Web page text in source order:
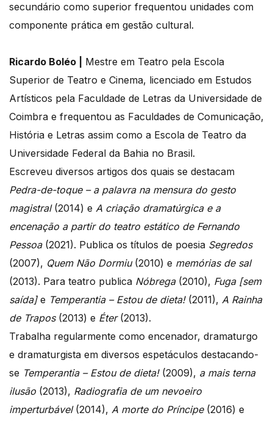
secundário como superior frequentou unidades com
componente prática em gestão cultural.
Ricardo Boléo |
Mestre em Teatro pela Escola
Superior de Teatro e Cinema, licenciado em Estudos
Artísticos pela Faculdade de Letras da Universidade de
Coimbra e frequentou as Faculdades de Comunicação,
História e Letras assim como a Escola de Teatro da
Universidade Federal da Bahia no Brasil.
Escreveu diversos artigos dos quais se destacam
Pedra-de-toque – a palavra na mensura do gesto
magistral(2014) e A criação dramatúrgica e a
encenação a partir do teatro estático de Fernando
Pessoa(2021). Publica os títulos de poesia Segredos
(2007), Quem Não Dormiu(2010) e memórias de sal
(2013). Para teatro publica Nóbrega(2010), Fuga [sem
saída]e Temperantia – Estou de dieta!(2011), A Rainha
de Trapos(2013) e Éter(2013).
Trabalha regularmente como encenador, dramaturgo
e dramaturgista em diversos espetáculos destacando-
se Temperantia – Estou de dieta!(2009), a mais terna
ilusão (2013), Radiografia de um nevoeiro
imperturbável(2014), A morte do Príncipe(2016) e